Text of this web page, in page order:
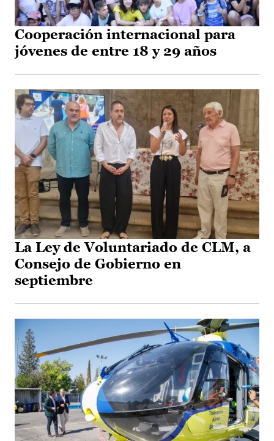
Cooperación internacional para
jóvenes de entre 18 y 29 años
La Ley de Voluntariado de CLM, a
Consejo de Gobierno en
septiembre